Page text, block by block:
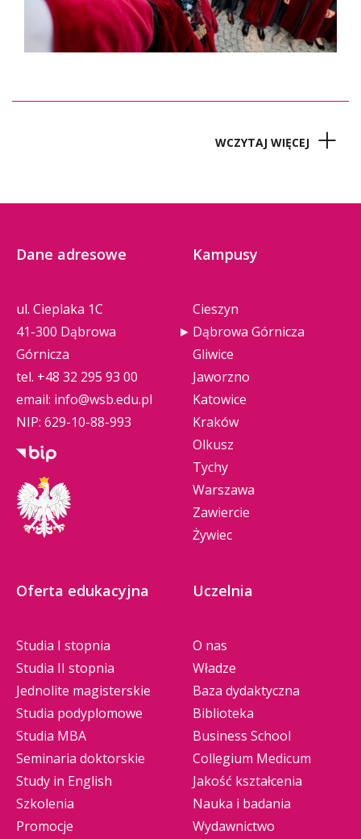
WCZYTAJ WIĘCEJ
Dane adresowe
ul. Cieplaka 1C
41-300 Dąbrowa
Górnicza
tel. +48 32 295 93 00
email: info@wsb.edu.pl
NIP: 629-10-88-993
Kampusy
Cieszyn
Dąbrowa Górnicza
Gliwice
Jaworzno
Katowice
Kraków
Olkusz
Tychy
Warszawa
Zawiercie
Żywiec
Oferta edukacyjna
Studia I stopnia
Studia II stopnia
Jednolite magisterskie
Studia podyplomowe
Studia MBA
Seminaria doktorskie
Study in English
Szkolenia
Promocje
Uczelnia
O nas
Władze
Baza dydaktyczna
Biblioteka
Business School
Collegium Medicum
Jakość kształcenia
Nauka i badania
Wydawnictwo